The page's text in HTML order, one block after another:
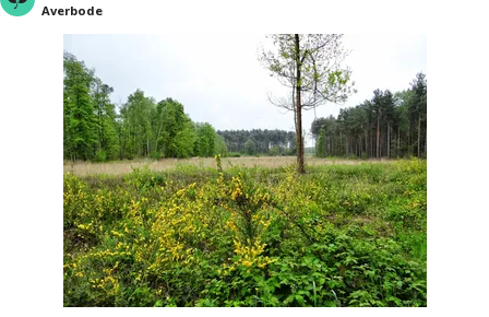
Averbode